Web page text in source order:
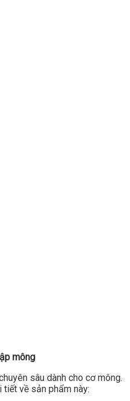
mông
sâu dành cho cơ mông.
về sản phẩm này: